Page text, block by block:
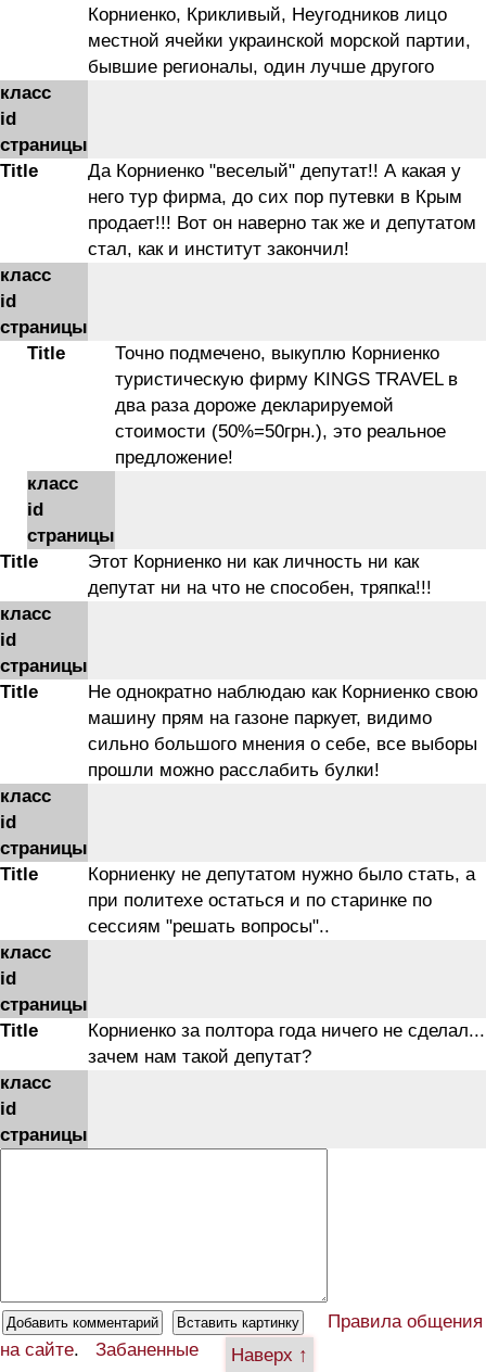
Корниенко, Крикливый, Неугодников лицо
местной ячейки украинской морской партии,
бывшие регионалы, один лучше другого
класс
id
страницы
Title
Да Корниенко "веселый" депутат!! А какая у
него тур фирма, до сих пор путевки в Крым
продает!!! Вот он наверно так же и депутатом
стал, как и институт закончил!
класс
id
страницы
Title
Точно подмечено, выкуплю Корниенко
туристическую фирму KINGS TRAVEL в
два раза дороже декларируемой
стоимости (50%=50грн.), это реальное
предложение!
класс
id
страницы
Title
Этот Корниенко ни как личность ни как
депутат ни на что не способен, тряпка!!!
класс
id
страницы
Title
Не однократно наблюдаю как Корниенко свою
машину прям на газоне паркует, видимо
сильно большого мнения о себе, все выборы
прошли можно расслабить булки!
класс
id
страницы
Title
Корниенку не депутатом нужно было стать, а
при политехе остаться и по старинке по
сессиям "решать вопросы"..
класс
id
страницы
Title
Корниенко за полтора года ничего не сделал...
зачем нам такой депутат?
класс
id
страницы
Правила общения
на сайте. Забаненные Наверх ↑